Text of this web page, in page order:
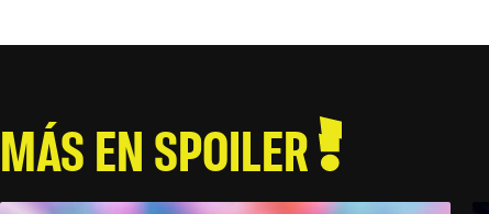
MÁS EN SPOILER